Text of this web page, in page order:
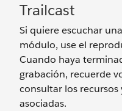
Trailcast
Si quiere escuchar
módulo, use el
Cuando haya
grabación, recuerde
consultar los
asociadas.